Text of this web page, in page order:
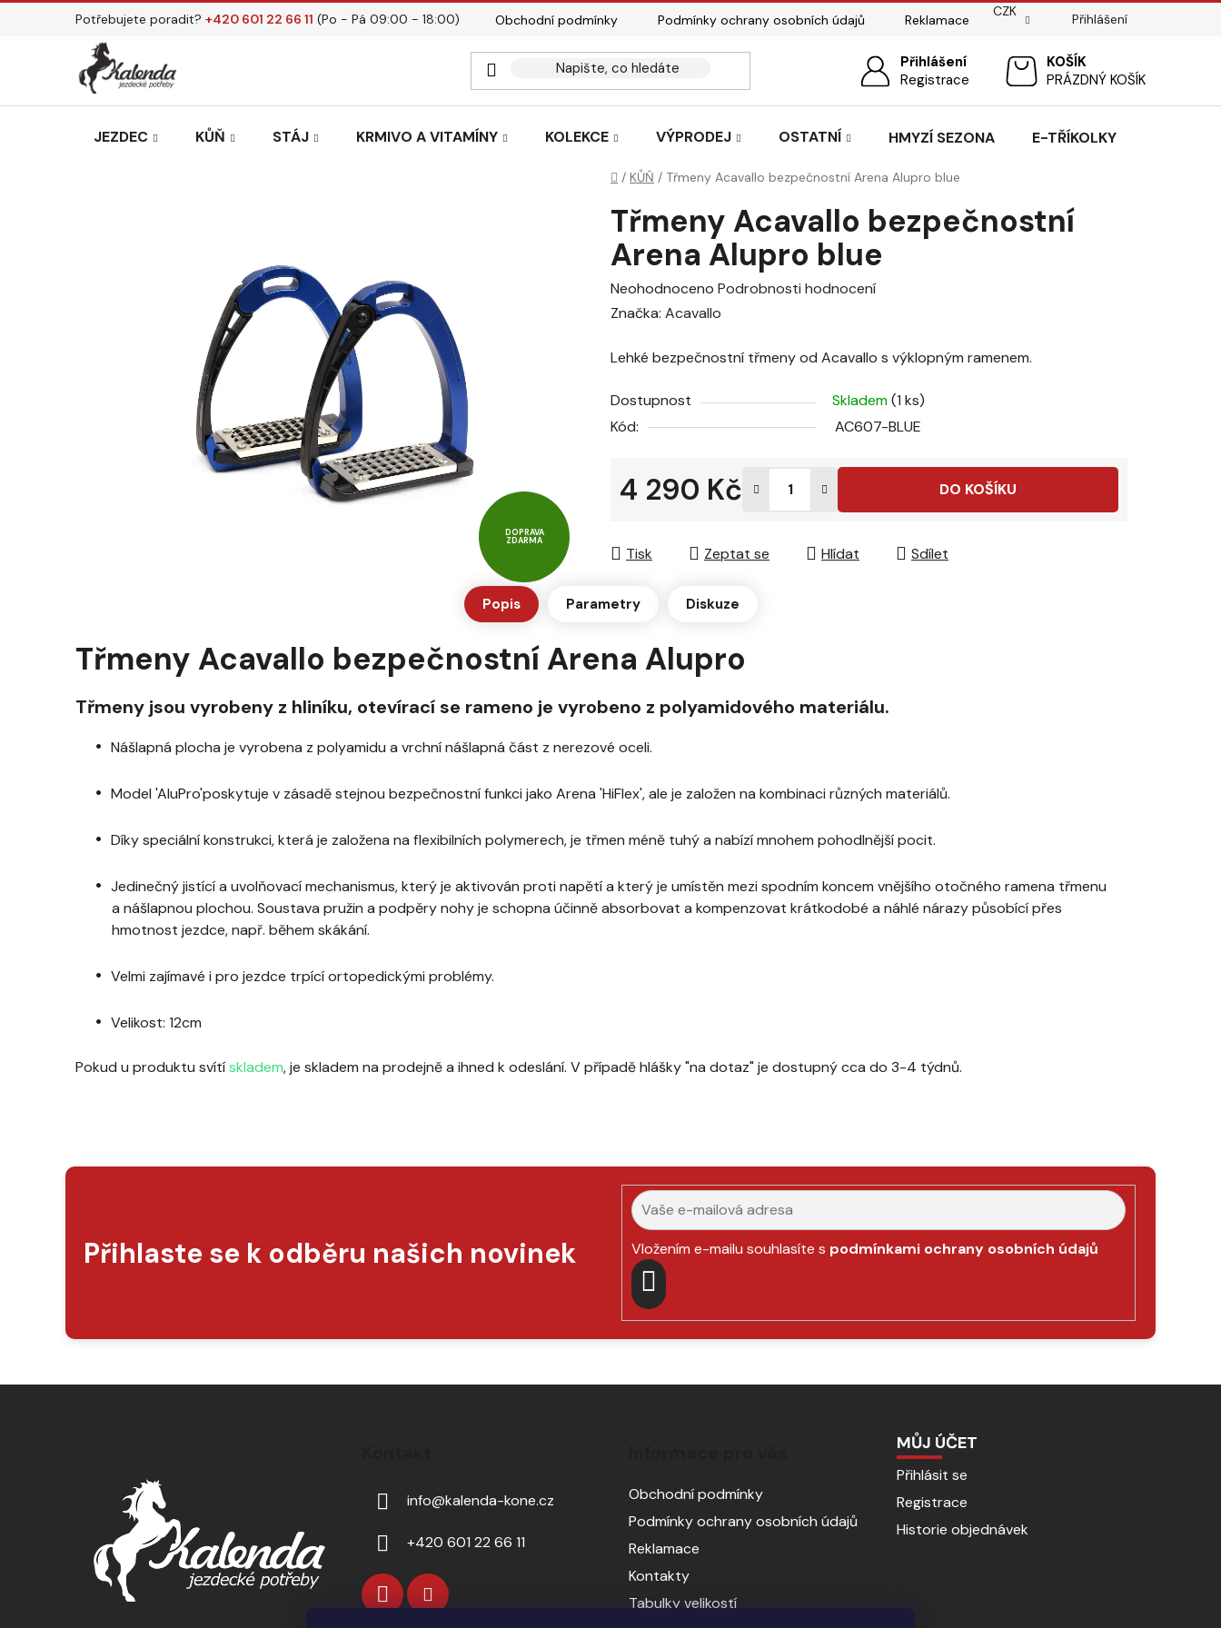
Přejít
Potřebujete poradit? +420 601 22 66 11 (Po - Pá 09:00 - 18:00) Obchodní podmínky Podmínky ochrany osobních údajů
Reklamace
Pasování sedel pro koně
CZK
Přihlášení
Přihlášení
Registrace
NÁKUPNÍPRÁZDNÝ KOŠÍK
JEZDEC KŮŇ STÁJ KRMIVO A VITAMÍNY KOLEKCE VÝPRODEJ OSTATNÍ HMYZÍ SEZONA E-TŘÍKOLKY
Domů
/ KŮŇ / Třmeny Acavallo bezpečnostní Arena Alupro blue
Třmeny Acavallo bezpečnostní
Arena Alupro blue
Průměrné
hodnocení
je
z
5
Neohodnoceno Podrobnosti hodnocení
Značka: Acavallo
Lehké bezpečnostní třmeny od Acavallo s výklopným ramenem.
Dostupnost Skladem(1 ks)
Kód:
AC607-BLUE
4 290 Kč DO KOŠÍKU
Tisk Zeptat se Hlídat Sdílet
DOPRAVA
ZDARMA
Popis Parametry Diskuze
Třmeny Acavallo bezpečnostní Arena Alupro
Třmeny jsou vyrobeny z hliníku, otevírací se rameno je vyrobeno z polyamidového materiálu.
Nášlapná plocha je vyrobena z polyamidu a vrchní nášlapná část z nerezové oceli.
Model 'AluPro'poskytuje v zásadě stejnou bezpečnostní funkci jako Arena 'HiFlex', ale je založen na kombinaci různých materiálů.
Díky speciální konstrukci, která je založena na flexibilních polymerech, je třmen méně tuhý a nabízí mnohem pohodlnější pocit.
Jedinečný jistící a uvolňovací mechanismus, který je aktivován proti napětí a který je umístěn mezi spodním koncem vnějšího otočného ramena třmenu
a nášlapnou plochou. Soustava pružin a podpěry nohy je schopna účinně absorbovat a kompenzovat krátkodobé a náhlé nárazy působící přes
hmotnost jezdce, např. během skákání.
Velmi zajímavé i pro jezdce trpící ortopedickými problémy.
Velikost: 12cm
Pokud u produktu svítískladem, je skladem na prodejně a ihned k odeslání. V případě hlášky "na dotaz" je dostupný cca do 3-4 týdnů.
Přihlaste se k odběru našich novinek Vložením e-mailu souhlasíte s podmínkami ochrany osobních údajů
PŘIHLÁSIT
SE
info@kalenda-kone.cz
+420 601 22 66 11
Obchodní podmínky
Podmínky ochrany osobních údajů
Reklamace
Kontakty
Tabulky velikostí
MŮJ ÚČET
Přihlásit se
Registrace
Historie objednávek